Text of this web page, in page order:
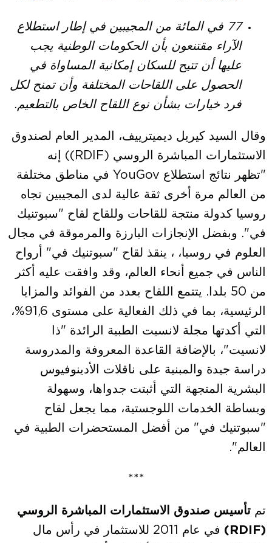
77 في المائة من المجيبين في إطار استطلاع
الآراء مقتنعون بأن الحكومات الوطنية يجب
عليها أن تتيح للسكان إمكانية المساواة في
الحصول على اللقاحات المختلفة وأن تمنح لكل
فرد خيارات بشأن نوع اللقاح الخاص بالتطعيم.
وقال السيد كيريل ديميترييف، المدير العام لصندوق
الاستثمارات المباشرة الروسي (RDIF)) إنه
"تظهر نتائج استطلاع YouGov في مناطق مختلفة
من العالم مرة أخرى ثقة عالية لدى المجيبين تجاه
روسيا كدولة منتجة للقاحات وللقاح لقاح "سبوتنيك
في". وبفضل الإنجازات البارزة والمرموقة في مجال
العلوم في روسيا، ، ينقذ لقاح "سبوتنيك في" أرواح
الناس في جميع أنحاء العالم، وقد وافقت عليه أكثر
من 50 بلدا. يتتمع اللقاح بعدد من الفوائد والمزايا
الرئيسية، بما في ذلك الفعالية على مستوى 91,6%،
التي أكدتها مجلة لانسيت الطبية الرائدة "ذا
لانسيت"، بالإضافة القاعدة المعروفة والمدروسة
دراسة جيدة والمبنية على ناقلات الأدينوفيوس
البشرية المتجهة التي أثبتت جدواها، وسهولة
وبساطة الخدمات اللوجستية، مما يجعل لقاح
"سبوتنيك في" من أفضل المستحضرات الطبية في
العالم".
***
تم تأسيس صندوق الاستثمارات المباشرة الروسي
(
RDIF
)
في عام 2011 للاستثمار في رأس مال